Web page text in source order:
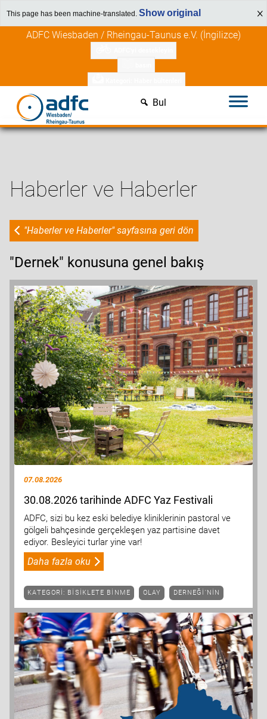
This page has been machine-translated. Show original
ADFC Wiesbaden / Rheingau-Taunus e.V. (İngilizce)
Bul
Haberler ve Haberler
"Haberler ve Haberler" sayfasına geri dön
"Dernek" konusuna genel bakış
07.08.2026
30.08.2026 tarihinde ADFC Yaz Festivali
ADFC, sizi bu kez eski belediye kliniklerinin pastoral ve
gölgeli bahçesinde gerçekleşen yaz partisine davet
ediyor. Besleyici turlar yine var!
Daha fazla oku
KATEGORI: BISIKLETE BINME OLAY DERNEĞI'NIN